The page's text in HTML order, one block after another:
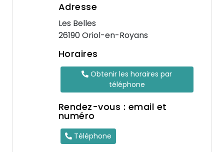
Adresse
Les Belles
26190 Oriol-en-Royans
Horaires
Obtenir les horaires par
téléphone
Rendez-vous : email et
numéro
Téléphone